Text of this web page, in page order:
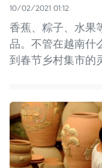
10/02/2021 01:12
香蕉、粽子、水果
品。不管在越南什
到春节乡村集市的